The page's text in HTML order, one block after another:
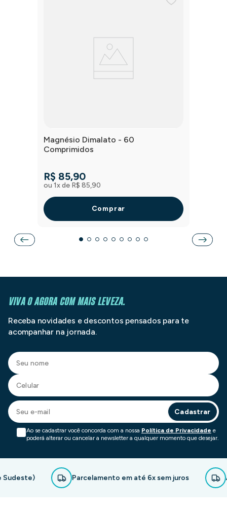
Magnésio Dimalato - 60
Comprimidos
R$ 85,90
ou 1x de R$ 85,90
Comprar
VIVA O AGORA COM MAIS LEVEZA.
Receba novidades e descontos pensados para te
acompanhar na jornada.
Cadastrar
Ao se cadastrar você concorda com a nossa Política de Privacidade e
poderá alterar ou cancelar a newsletter a qualquer momento que desejar.
Parcelamento em até 6x sem juros